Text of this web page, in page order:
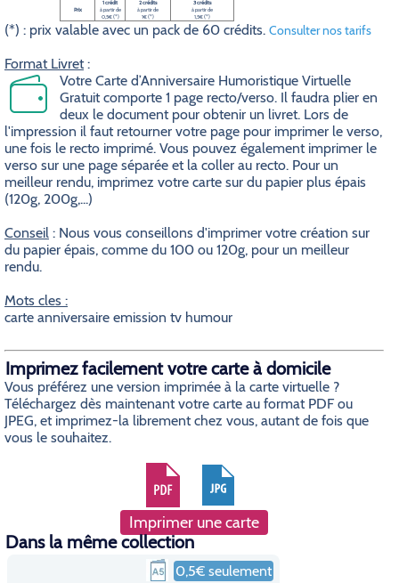
Prix
1 crédit
à partir de
0,5€ (*)
2 crédits
à partir de
1€ (*)
3 crédits
à partir de
1,5€ (*)
(*) : prix valable avec un pack de 60 crédits. Consulter nos tarifs
Format Livret:
Votre Carte d’Anniversaire Humoristique Virtuelle
Gratuit comporte 1 page recto/verso. Il faudra plier en
deux le document pour obtenir un livret. Lors de
l'impression il faut retourner votre page pour imprimer le verso,
une fois le recto imprimé. Vous pouvez également imprimer le
verso sur une page séparée et la coller au recto. Pour un
meilleur rendu, imprimez votre carte sur du papier plus épais
(120g, 200g,...)
Conseil : Nous vous conseillons d'imprimer votre création sur
du papier épais, comme du 100 ou 120g, pour un meilleur
rendu.
Mots cles :
carte anniversaire emission tv humour
Imprimez facilement votre carte à domicile
Vous préférez une version imprimée à la carte virtuelle ?
Téléchargez dès maintenant votre carte au format PDF ou
JPEG, et imprimez-la librement chez vous, autant de fois que
vous le souhaitez.
Imprimer une carte
Dans la même collection
0,5€ seulement